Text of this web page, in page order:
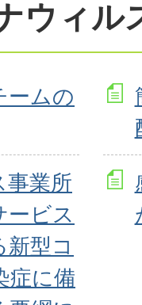
ウィル
ームの
事業所
ービス
型コ
症に備